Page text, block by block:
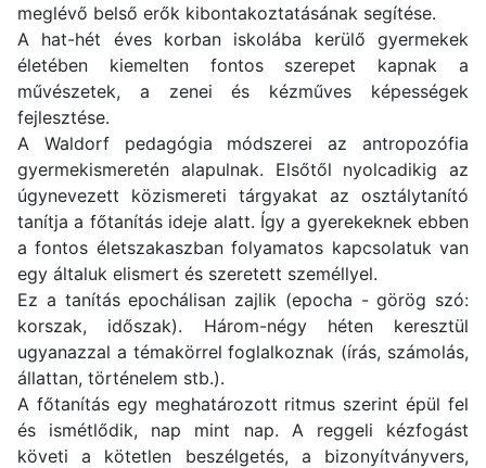
meglévő belső erők kibontakoztatásának segítése.
A hat-hét éves korban iskolába kerülő gyermekek
életében kiemelten fontos szerepet kapnak a
művészetek, a zenei és kézműves képességek
fejlesztése.
A Waldorf pedagógia módszerei az antropozófia
gyermekismeretén alapulnak. Elsőtől nyolcadikig az
úgynevezett közismereti tárgyakat az osztálytanító
tanítja a főtanítás ideje alatt. Így a gyerekeknek ebben
a fontos életszakaszban folyamatos kapcsolatuk van
egy általuk elismert és szeretett személlyel.
Ez a tanítás epochálisan zajlik (epocha - görög szó:
korszak, időszak). Három-négy héten keresztül
ugyanazzal a témakörrel foglalkoznak (írás, számolás,
állattan, történelem stb.).
A főtanítás egy meghatározott ritmus szerint épül fel
és ismétlődik, nap mint nap. A reggeli kézfogást
követi a kötetlen beszélgetés, a bizonyítványvers,